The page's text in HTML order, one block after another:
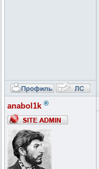
anabol1k ®